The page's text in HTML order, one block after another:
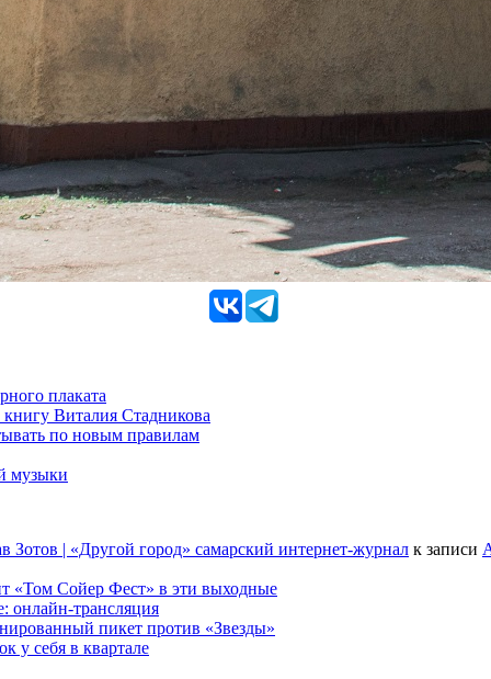
плаката
Виталия Стадникова
по новым правилам
музыки
Зотов | «Другой город» самарский интернет-журнал к записи
«Том Сойер Фест» в эти выходные
онлайн-трансляция
пикет против «Звезды»
у себя в квартале